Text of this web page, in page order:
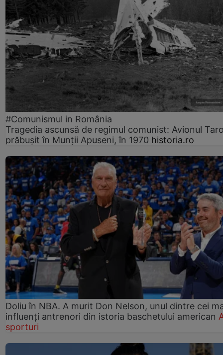
#Comunismul in România
Tragedia ascunsă de regimul comunist: Avionul
prăbușit în Munții Apuseni, în 1970 historia.ro
Doliu în NBA. A murit Don Nelson, unul dintre cei
influenți antrenori din istoria baschetului american
sporturi